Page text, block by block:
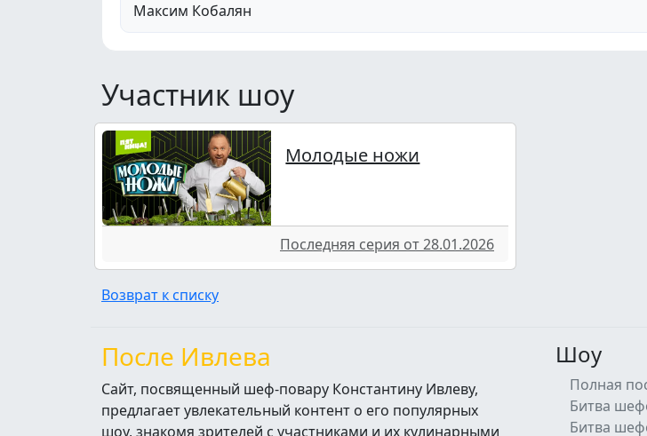
Максим Кобалян
Участник шоу
Молодые ножи
Последняя серия от 28.01.2026
Возврат к списку
После Ивлева
Сайт, посвященный шеф-повару Константину Ивлеву,
предлагает увлекательный контент о его популярных
шоу, знакомя зрителей с участниками и их кулинарными
Шоу
Полная
Битва
Битва